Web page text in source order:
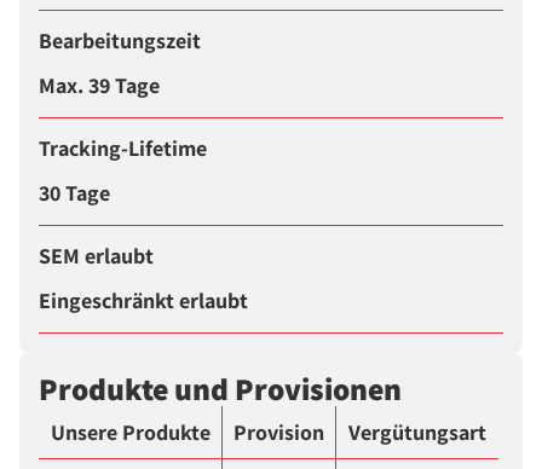
Bearbeitungszeit
Max. 39 Tage
Tracking-Lifetime
30 Tage
SEM erlaubt
Eingeschränkt erlaubt
Produkte und Provisionen
Unsere Produkte Provision
Vergütungsart